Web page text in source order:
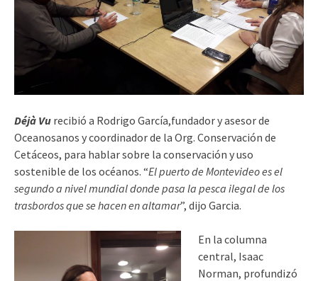
Déjà Vu recibió a Rodrigo García,fundador y asesor de
Oceanosanos y coordinador de la Org. Conservación de
Cetáceos, para hablar sobre la conservación y uso
sostenible de los océanos. “El puerto de Montevideo es el
segundo a nivel mundial donde pasa la pesca ilegal de los
trasbordos que se hacen en altamar”, dijo Garcia.
En la columna
central, Isaac
Norman, profundizó